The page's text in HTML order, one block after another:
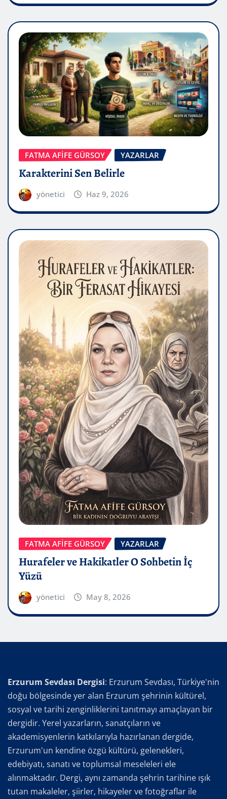
FATMA AFİFE GÜRSOY YAZARLAR
Karakterini Sen Belirle
yönetici Haz 9, 2026
FATMA AFİFE GÜRSOY YAZARLAR
Hurafeler ve Hakikatler O Sohbetin İç
Yüzü
yönetici May 8, 2026
Erzurum Sevdası Dergisi: Erzurum Sevdası, Türkiye'nin
doğu bölgesinde yer alan Erzurum şehrinin kültürel,
sosyal ve tarihi zenginliklerini tanıtmayı amaçlayan bir
dergidir. Yerel yazarların, sanatçıların ve
akademisyenlerin katkılarıyla hazırlanan dergide,
Erzurum'un kendine özgü kültürü, gelenekleri,
edebiyatı, sanatı ve toplumsal meseleleri ele
alınmaktadır. Dergi, aynı zamanda şehrin tarihine ışık
tutan makaleler, şiirler, hikayeler ve fotoğraflar ile